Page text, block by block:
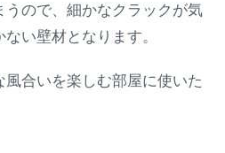
うので、細かなクラックが気
い壁材となります。
合いを楽しむ部屋に使いた